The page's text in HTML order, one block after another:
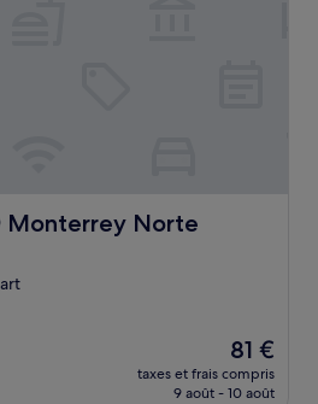
Monterrey Norte
Norte
Le
nouveau
prix
81 €
taxes et frais compris
9 août - 10 août